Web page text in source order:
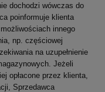
dochodzi wówczas do
poinformuje klienta
innego
np. częściowej
na uzupełnienie
Jeżeli
opłacone przez klienta,
Sprzedawca